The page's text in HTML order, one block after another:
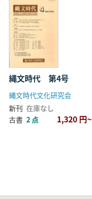
縄文時代 第4号
縄文時代文化研究会
新刊 在庫なし
古書 2 点 1,320 円~